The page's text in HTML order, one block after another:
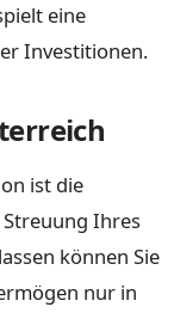
eine
Investitionen.
ist die
Ihres
können Sie
nur in